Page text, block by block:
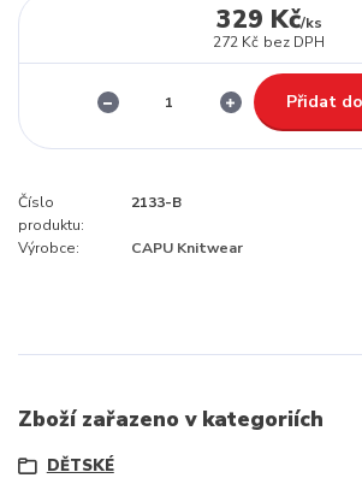
329 Kč/ks
272 Kč bez DPH
Přidat
Číslo
produktu:
2133-B
Výrobce: CAPU Knitwear
Zboží zařazeno v kategoriích
DĚTSKÉ